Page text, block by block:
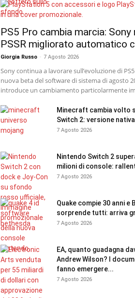
PS5 Pro cambia marcia: Sony
PSSR migliorato automatico
Giorgia Russo - 7 Agosto 2026
Sony continua a lavorare sull’evoluzione di
nuova beta del software di sistema di agosto
introduce un cambiamento particolarmente
Minecraft cambia volto
Switch 2: versione
7 Agosto 2026
Nintendo Switch 2
milioni di console:
7 Agosto 2026
Quake compie 30 anni e
sorprende tutti: arriva
7 Agosto 2026
EA, quanto guadagna
Andrew Wilson? I
fanno emergere...
7 Agosto 2026